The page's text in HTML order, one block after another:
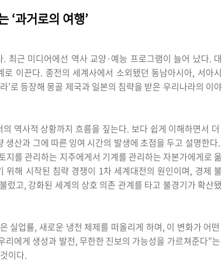
‘과거로의 여행’
최근 미디어에선 역사 교양·예능 프로그램이 늘어 났다.
이끈다. 종전의 세계사에서 소외됐던 동남아시아, 서아
로 등장해 몽골 제국과 일본의 침략을 받은 우리나라의 이
역사적 상황까지 흐름을 짚는다. 보다 쉽게 이해하면서 더
산과 그에 따른 잉여 시간의 발생에 초점을 두고 설명한다.
를 관리하는 지주에게서 기계를 관리하는 자본가에게로
해 시작된 침략 경쟁이 1차 세계대전의 원인이며, 경제
렀고, 강화된 세계의 상호 의존 관계를 타고 불경기가 확산
실업률, 새로운 냉전 체제를 떠올리게 하며, 이 변화가 어떤
에게 생성과 발전, 무한한 진보의 가능성을 가르쳐준다”는
이다.